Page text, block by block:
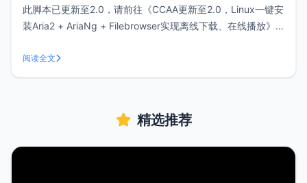
此脚本已更新至2.0，请前往《CCAA更新至2.0，Linux一键安
装Aria2 + AriaNg + Filebrowser实现离线下载、在线播放》
重写编写了一键安装Aria2 脚本，支持CentOS/Ubuntu/Deb
阅读全文
精选推荐